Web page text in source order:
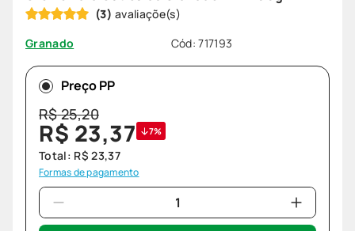
(3)
Granado
Cód:717193
Preço PP
R$25,20
R$ 23,37 7%
Total: R$ 23,37
Formas de pagamento